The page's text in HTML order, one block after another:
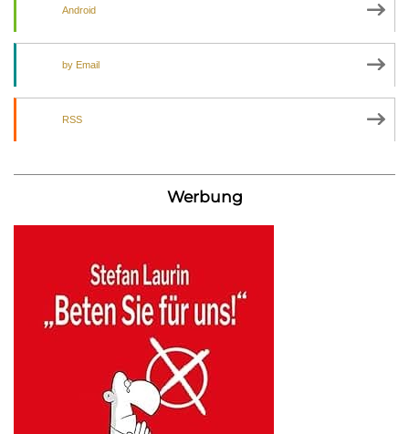
Android
by Email
RSS
Werbung